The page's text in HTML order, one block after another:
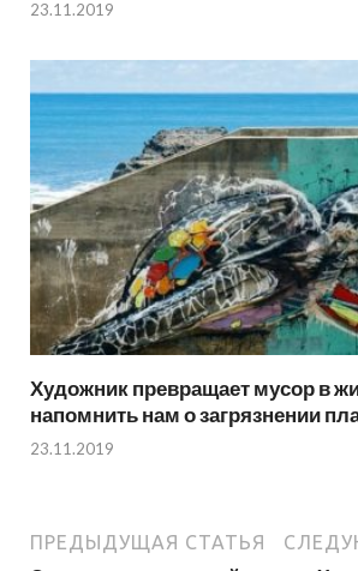
23.11.2019
Художник превращает мусор в
напомнить нам о загрязнении
23.11.2019
ПРЕДЫДУЩАЯ СТАТЬЯ